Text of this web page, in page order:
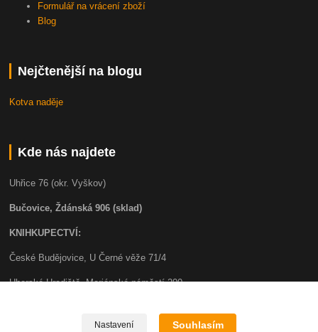
Formulář na vrácení zboží
Blog
Nejčtenější na blogu
Kotva naděje
Kde nás najdete
Uhřice 76 (okr. Vyškov)
Bučovice, Ždánská 906 (sklad)
KNIHKUPECTVÍ:
České Budějovice, U Černé věže 71/4
Uherské Hradiště, Mariánské náměstí 200
Nastavení Souhlasím